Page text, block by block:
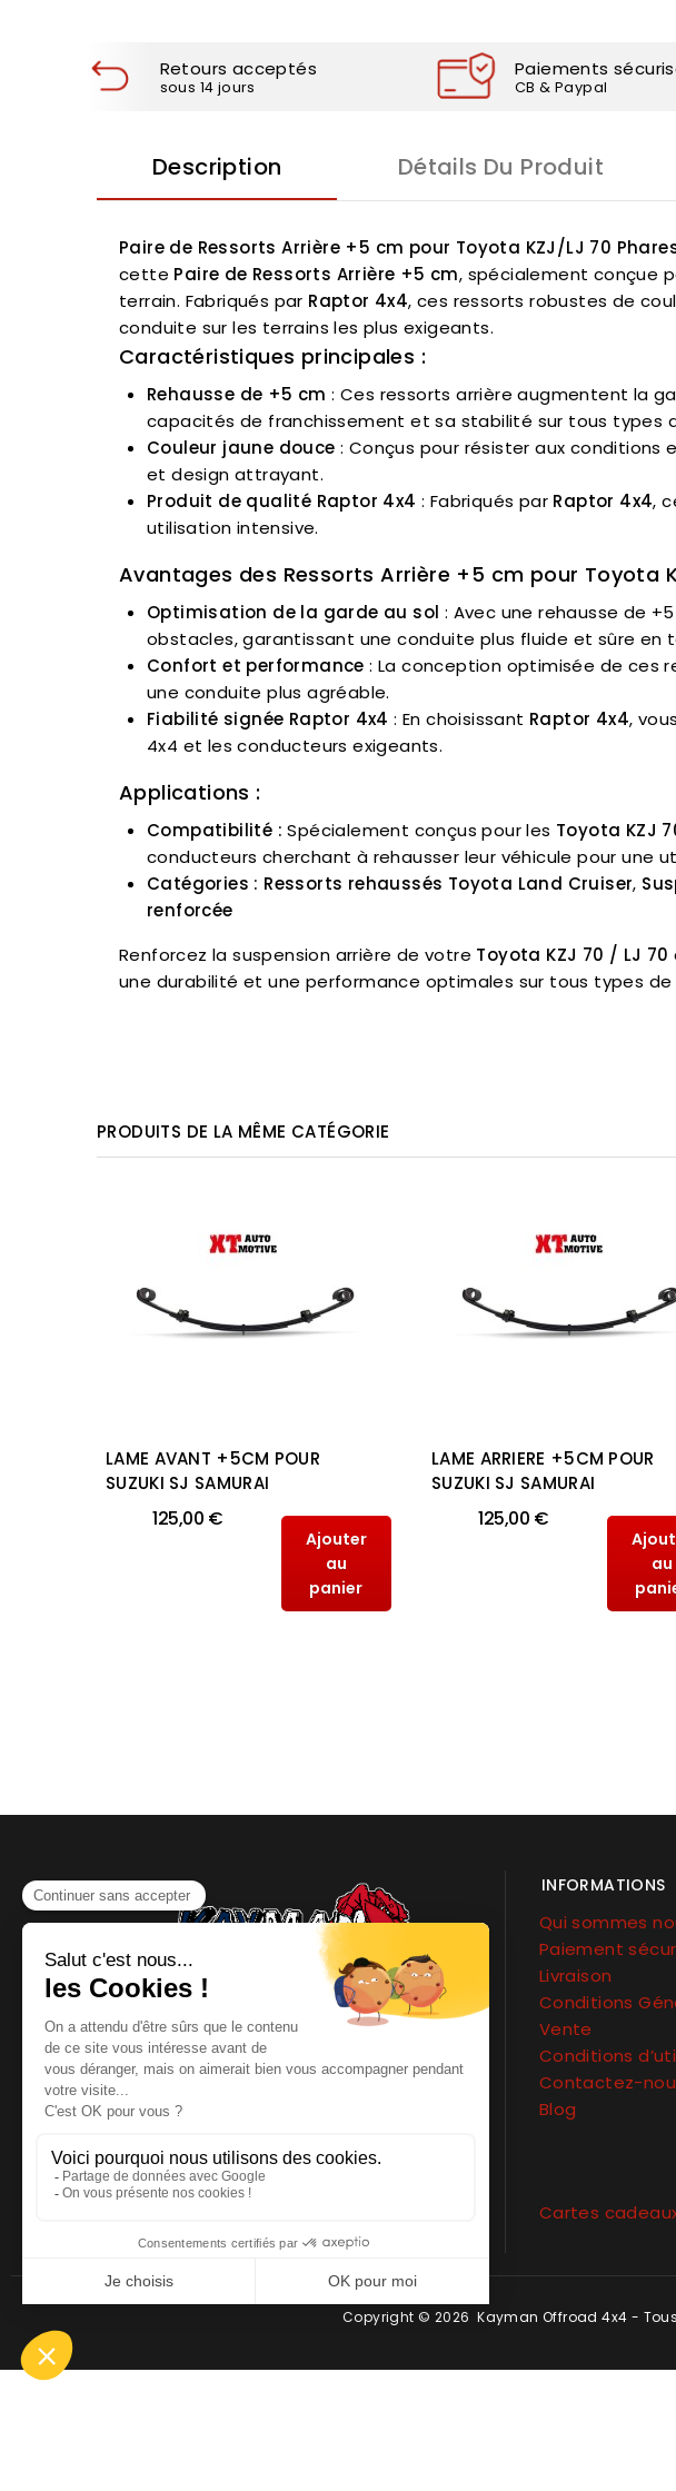
Retours acceptés
sous 14 jours
Paiements
CB & Paypal
Description Détails Du Produit
Paire de Ressorts Arrière +5 cm pour Toyota KZJ/LJ 70
cette Paire de Ressorts Arrière +5 cm, spécialement conçue
terrain. Fabriqués par Raptor 4x4, ces ressorts robustes de
conduite sur les terrains les plus exigeants.
Caractéristiques principales :
Rehausse de +5 cm : Ces ressorts arrière augmentent la
capacités de franchissement et sa stabilité sur tous types
Couleur jaune douce : Conçus pour résister aux conditions
et design attrayant.
Produit de qualité Raptor 4x4 : Fabriqués par Raptor 4x4,
utilisation intensive.
Avantages des Ressorts Arrière +5 cm pour Toyota
Optimisation de la garde au sol : Avec une rehausse de
obstacles, garantissant une conduite plus fluide et sûre en
Confort et performance : La conception optimisée de ces
une conduite plus agréable.
Fiabilité signée Raptor 4x4 : En choisissant Raptor 4x4,
4x4 et les conducteurs exigeants.
Applications :
Compatibilité : Spécialement conçus pour les Toyota KZJ
conducteurs cherchant à rehausser leur véhicule pour une
Catégories : Ressorts rehaussés Toyota Land Cruiser,
renforcée
Renforcez la suspension arrière de votre Toyota KZJ 70 / LJ 70
une durabilité et une performance optimales sur tous types de
PRODUITS DE LA MÊME CATÉGORIE
LAME AVANT +5CM POUR
SUZUKI SJ SAMURAI
125,00 €
Ajouter
au
panier
LAME ARRIERE +5CM POUR
SUZUKI SJ SAMURAI
125,00 €
au
NOUS CONTACTER
Email
offroad.fr
INFORMATIONS
Qui sommes
Paiement
Livraison
Conditions
Vente
Conditions
Contactez-
Blog
Cartes
Copyright © 2026 Kayman Offroad 4x4 -